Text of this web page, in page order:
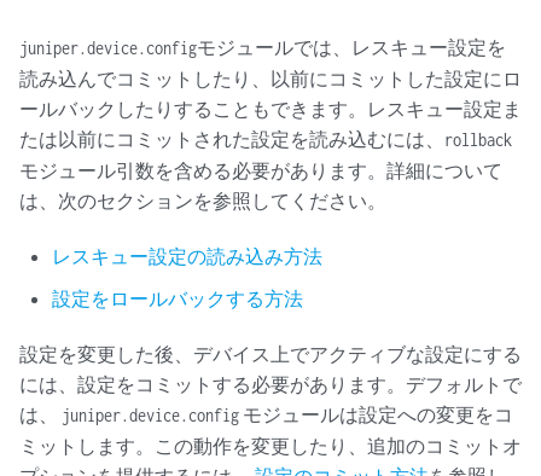
juniper.device.configモジュールでは、レスキュー設定を
読み込んでコミットしたり、以前にコミットした設定にロ
ールバックしたりすることもできます。レスキュー設定ま
たは以前にコミットされた設定を読み込むには、
rollback
モジュール引数を含める必要があります。詳細について
は、次のセクションを参照してください。
レスキュー設定の読み込み方法
設定をロールバックする方法
設定を変更した後、デバイス上でアクティブな設定にする
には、設定をコミットする必要があります。デフォルトで
は、
juniper.device.config モジュールは設定への変更をコ
ミットします。この動作を変更したり、追加のコミットオ